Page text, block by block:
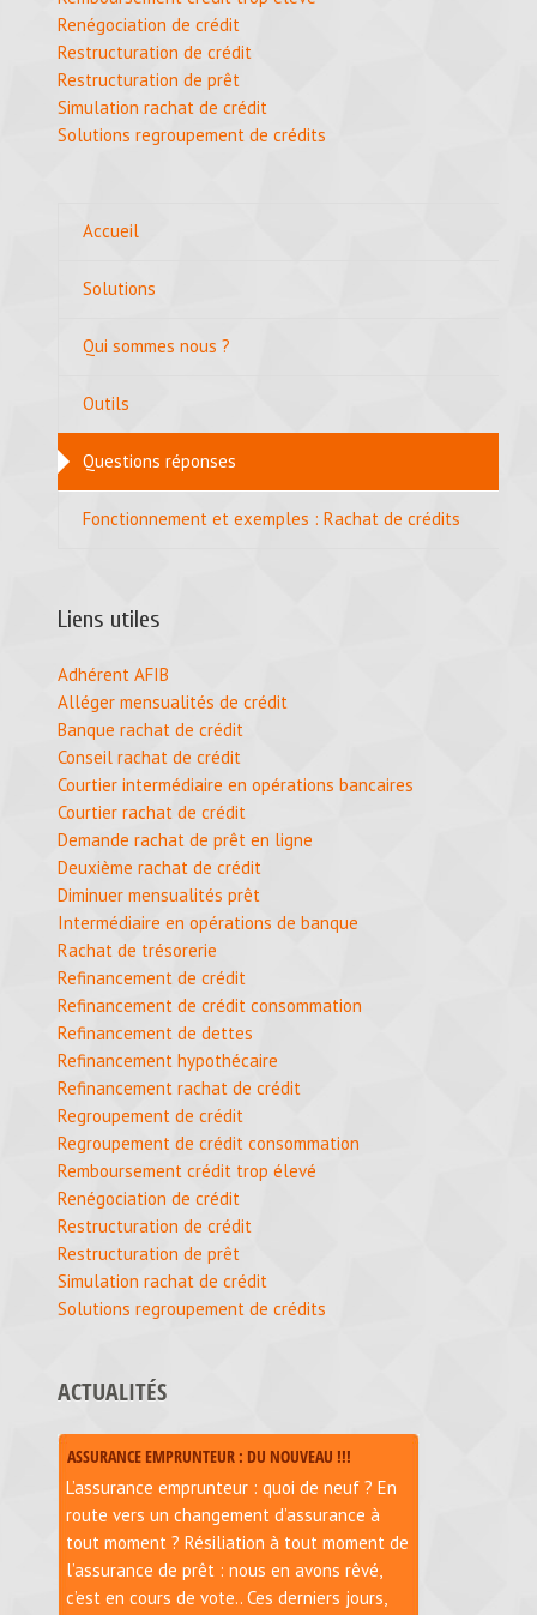
Renégociation de crédit
Restructuration de crédit
Restructuration de prêt
Simulation rachat de crédit
Solutions regroupement de crédits
Accueil
Solutions
Qui sommes nous ?
Outils
Questions réponses
Fonctionnement et exemples : Rachat de crédits
Liens utiles
Adhérent AFIB
Alléger mensualités de crédit
Banque rachat de crédit
Conseil rachat de crédit
Courtier intermédiaire en opérations bancaires
Courtier rachat de crédit
Demande rachat de prêt en ligne
Deuxième rachat de crédit
Diminuer mensualités prêt
Intermédiaire en opérations de banque
Rachat de trésorerie
Refinancement de crédit
Refinancement de crédit consommation
Refinancement de dettes
Refinancement hypothécaire
Refinancement rachat de crédit
Regroupement de crédit
Regroupement de crédit consommation
Remboursement crédit trop élevé
Renégociation de crédit
Restructuration de crédit
Restructuration de prêt
Simulation rachat de crédit
Solutions regroupement de crédits
ACTUALITÉS
ASSURANCE EMPRUNTEUR : DU NOUVEAU !!!
L’assurance emprunteur : quoi de neuf ? En
route vers un changement d’assurance à
tout moment ? Résiliation à tout moment de
l’assurance de prêt : nous en avons rêvé,
c’est en cours de vote.. Ces derniers jours,